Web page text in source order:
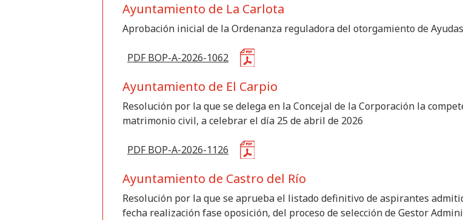
Ayuntamiento de La Carlota
Aprobación inicial de la Ordenanza reguladora del otorgamiento de
PDF BOP-A-2026-1062
Ayuntamiento de El Carpio
Resolución por la que se delega en la Concejal de la Corporación la
matrimonio civil, a celebrar el día 25 de abril de 2026
PDF BOP-A-2026-1126
Ayuntamiento de Castro del Río
Resolución por la que se aprueba el listado definitivo de aspirantes
fecha realización fase oposición, del proceso de selección de Gestor